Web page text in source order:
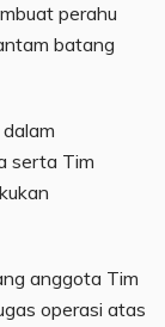
perahu
batang
serta Tim
anggota Tim
operasi atas